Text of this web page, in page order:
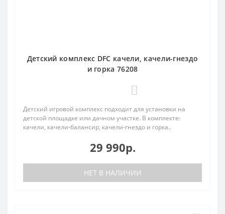
Детский комплекс DFC качели, качели-гнездо
и горка 76208
Детский игровой комплекс подходит для установки на
детской площадке или дачном участке. В комплекте:
качели, качели-балансир, качели-гнездо и горка..
29 990р.
НЕТ В НАЛИЧИИ